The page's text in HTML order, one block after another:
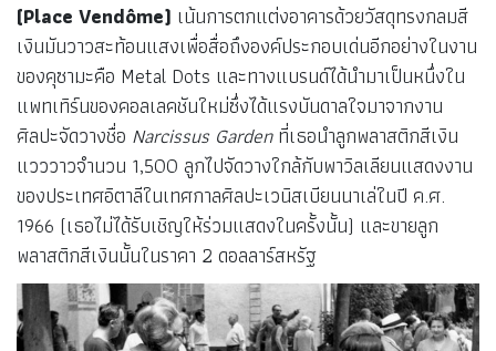
(Place Vendôme) เน้นการตกแต่งอาคารด้วยวัสดุทรงกลมสี
เงินมันวาวสะท้อนแสงเพื่อสื่อถึงองค์ประกอบเด่นอีกอย่างในงาน
ของคุซามะคือ Metal Dots และทางแบรนด์ได้นำมาเป็นหนึ่งใน
แพทเทิร์นของคอลเลคชันใหม่ซึ่งได้แรงบันดาลใจมาจากงาน
ศิลปะจัดวางชื่อ Narcissus Gardenที่เธอนำลูกพลาสติกสีเงิน
แวววาวจำนวน 1,500 ลูกไปจัดวางใกล้กับพาวิลเลียนแสดงงาน
ของประเทศอิตาลีในเทศกาลศิลปะเวนิสเบียนนาเล่ในปี ค.ศ.
1966 (เธอไม่ได้รับเชิญให้ร่วมแสดงในครั้งนั้น) และขายลูก
พลาสติกสีเงินนั้นในราคา 2 ดอลลาร์สหรัฐ